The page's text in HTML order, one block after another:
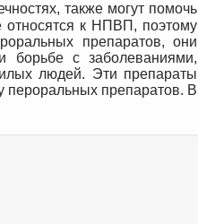
также могут помочь
относятся к НПВП, поэтому
препаратов, они
борьбе с заболеваниями,
людей. Эти препараты
пероральных препаратов. В